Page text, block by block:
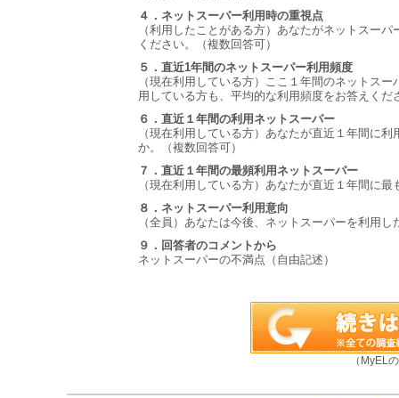
４．ネットスーパー利用時の重視点
（利用したことがある方）あなたがネットスー
ください。（複数回答可）
５．直近1年間のネットスーパー利用頻度
（現在利用している方）ここ１年間のネットス
用している方も、平均的な利用頻度をお答えくだ
６．直近１年間の利用ネットスーパー
（現在利用している方）あなたが直近１年間に
か。（複数回答可）
７．直近１年間の最頻利用ネットスーパー
（現在利用している方）あなたが直近１年間に
８．ネットスーパー利用意向
（全員）あなたは今後、ネットスーパーを利用
９．回答者のコメントから
ネットスーパーの不満点（自由記述）
（MyEL